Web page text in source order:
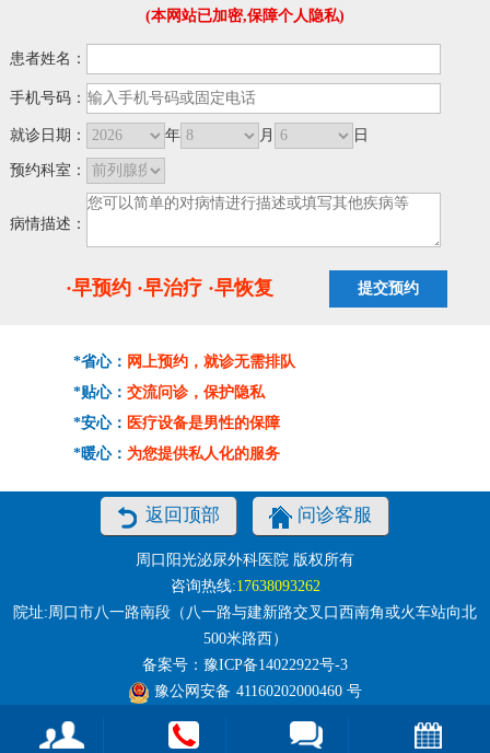
(本网站已加密,保障个人隐私)
患者姓名：
手机号码：
就诊日期： 年 月 日
预约科室：
病情描述：
·早预约 ·早治疗 ·早恢复
*省心： 网上预约，就诊无需排队
*贴心：交流问诊，保护隐私
*安心： 医疗设备是男性的保障
*暖心： 为您提供私人化的服务
返回顶部 问诊客服
周口阳光泌尿外科医院 版权所有
咨询热线:17638093262
院址:周口市八一路南段（八一路与建新路交叉口西南角或火车站向北
500米路西）
备案号： 豫ICP备14022922号-3
豫公网安备 41160202000460 号